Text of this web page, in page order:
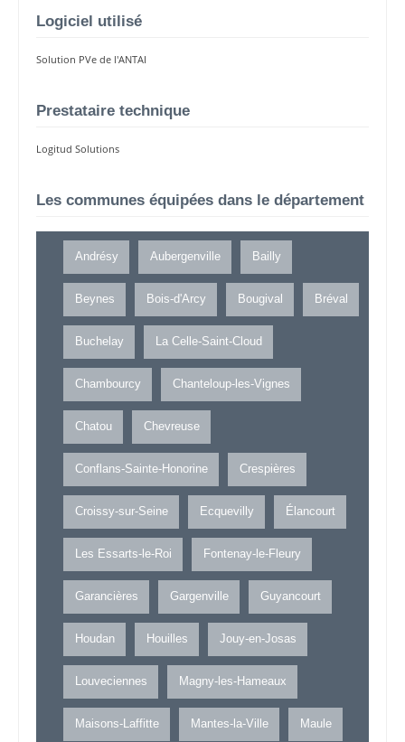
Logiciel utilisé
Solution PVe de l'ANTAI
Prestataire technique
Logitud Solutions
Les communes équipées dans le département
Andrésy Aubergenville Bailly
Beynes Bois-d'Arcy Bougival Bréval
Buchelay La Celle-Saint-Cloud
Chambourcy Chanteloup-les-Vignes
Chatou Chevreuse
Conflans-Sainte-Honorine Crespières
Croissy-sur-Seine Ecquevilly Élancourt
Les Essarts-le-Roi Fontenay-le-Fleury
Garancières Gargenville Guyancourt
Houdan Houilles Jouy-en-Josas
Louveciennes Magny-les-Hameaux
Maisons-Laffitte Mantes-la-Ville Maule